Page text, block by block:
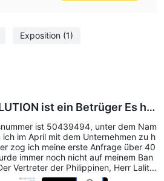
GICM arkets.com. Sie können
Netzwerken wie Twitter,
Dieser Broker gibt jedoch
meisten transparenten Broker
(FAQs)
Exposition (1)
ist ein Betrüger Es hat
und ist weggelaufen!
ist 50439494, unter dem Nam
im April mit dem Unternehmen zu h
zog ich meine erste Anfrage über 40
immer noch nicht auf meinem Ban
Vertreter der Philippinen, Herr Lalit
"Sie erhalten es heute", aber